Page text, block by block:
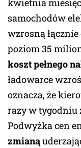
kwietnia
samochodów
wzrosną
poziom 35
koszt pełnego
ładowarce
oznacza, że
razy w tygodniu
Podwyżka cen
zmianą